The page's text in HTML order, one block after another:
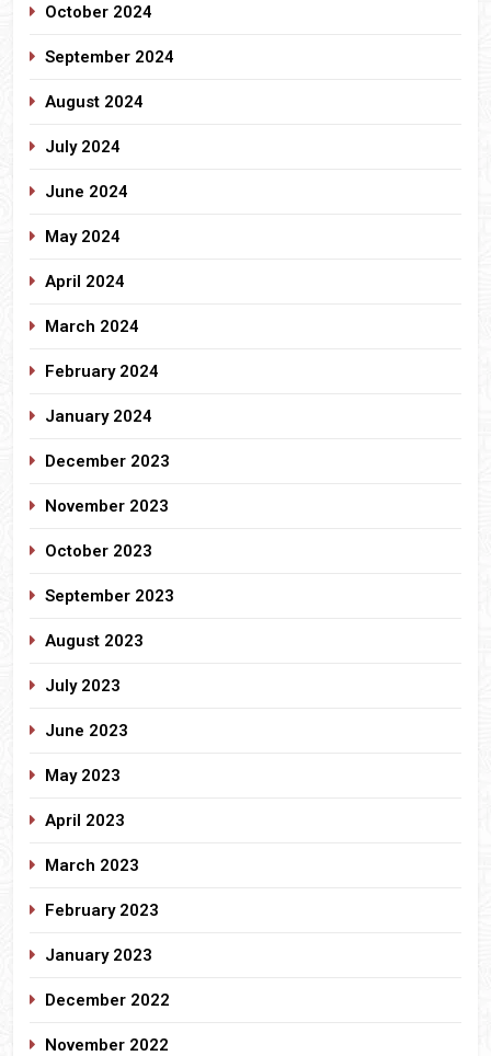
October 2024
September 2024
August 2024
July 2024
June 2024
May 2024
April 2024
March 2024
February 2024
January 2024
December 2023
November 2023
October 2023
September 2023
August 2023
July 2023
June 2023
May 2023
April 2023
March 2023
February 2023
January 2023
December 2022
November 2022